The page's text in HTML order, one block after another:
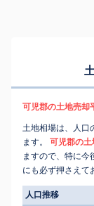
可児郡の土地売却
土地相場は、人口
ます。
可児郡の
ますので、特に今
にも必ず押さえて
人口推移